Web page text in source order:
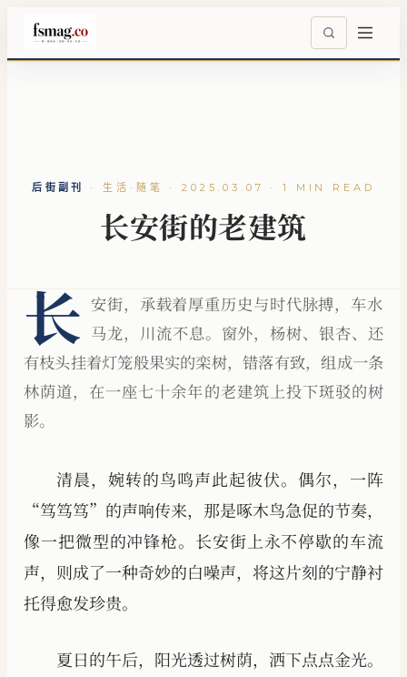
后街副刊 ·生活·随笔 · 2025.03.07 · 1 MIN READ
长安街的老建筑
长 安街，承载着厚重历史与时代脉搏，车水
马龙，川流不息。窗外，杨树、银杏、还
有枝头挂着灯笼般果实的栾树，错落有致，组成一条
林荫道，在一座七十余年的老建筑上投下斑驳的树
影。
清晨，婉转的鸟鸣声此起彼伏。偶尔，一阵
“笃笃笃”的声响传来，那是啄木鸟急促的节奏，
像一把微型的冲锋枪。长安街上永不停歇的车流
声，则成了一种奇妙的白噪声，将这片刻的宁静衬
托得愈发珍贵。
夏日的午后，阳光透过树荫，洒下点点金光。